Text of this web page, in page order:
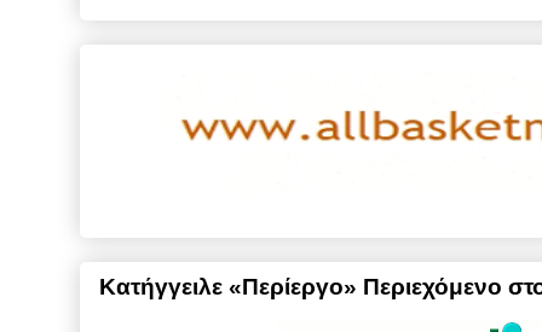
Κατήγγειλε «Περίεργο» Περιεχόμενο